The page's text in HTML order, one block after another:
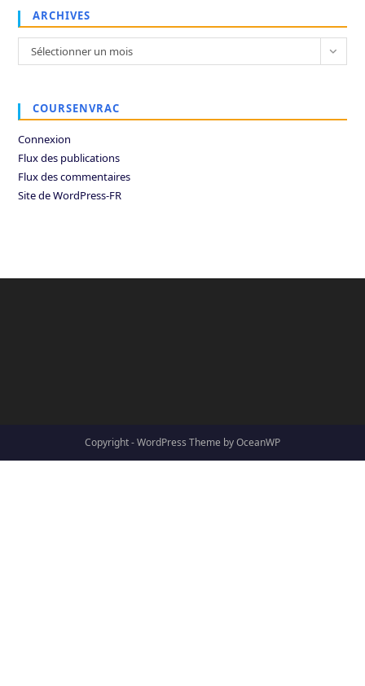
ARCHIVES
Archives
Sélectionner un mois
COURSENVRAC
Connexion
Flux des publications
Flux des commentaires
Site de WordPress-FR
Copyright - WordPress Theme by OceanWP